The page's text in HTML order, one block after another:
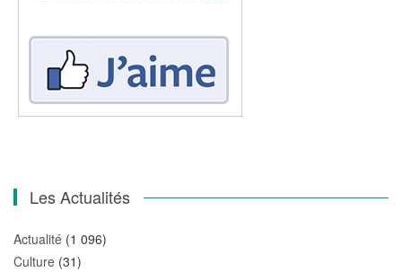
Les Actualités
Actualité (1 096)
Culture (31)